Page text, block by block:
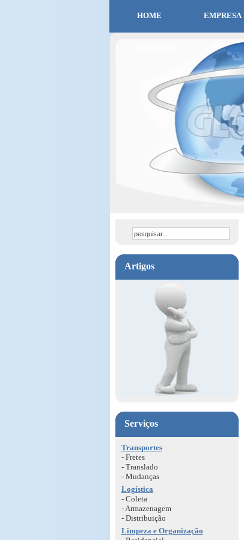
HOME EMPRESA
Artigos
Serviços
Transportes
- Fretes
- Translado
- Mudanças
Logística
- Coleta
- Armazenagem
- Distribuição
Limpeza e Organização